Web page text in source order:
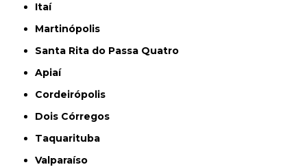
Itaí
Martinópolis
Santa Rita do Passa Quatro
Apiaí
Cordeirópolis
Dois Córregos
Taquarituba
Valparaíso